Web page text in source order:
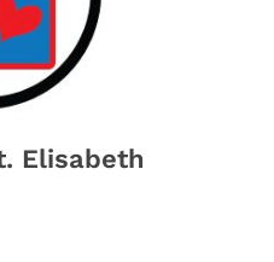
Elisabeth